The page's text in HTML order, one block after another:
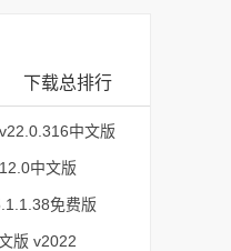
下载总排行
中文版
中文版
免费版
版 v2022